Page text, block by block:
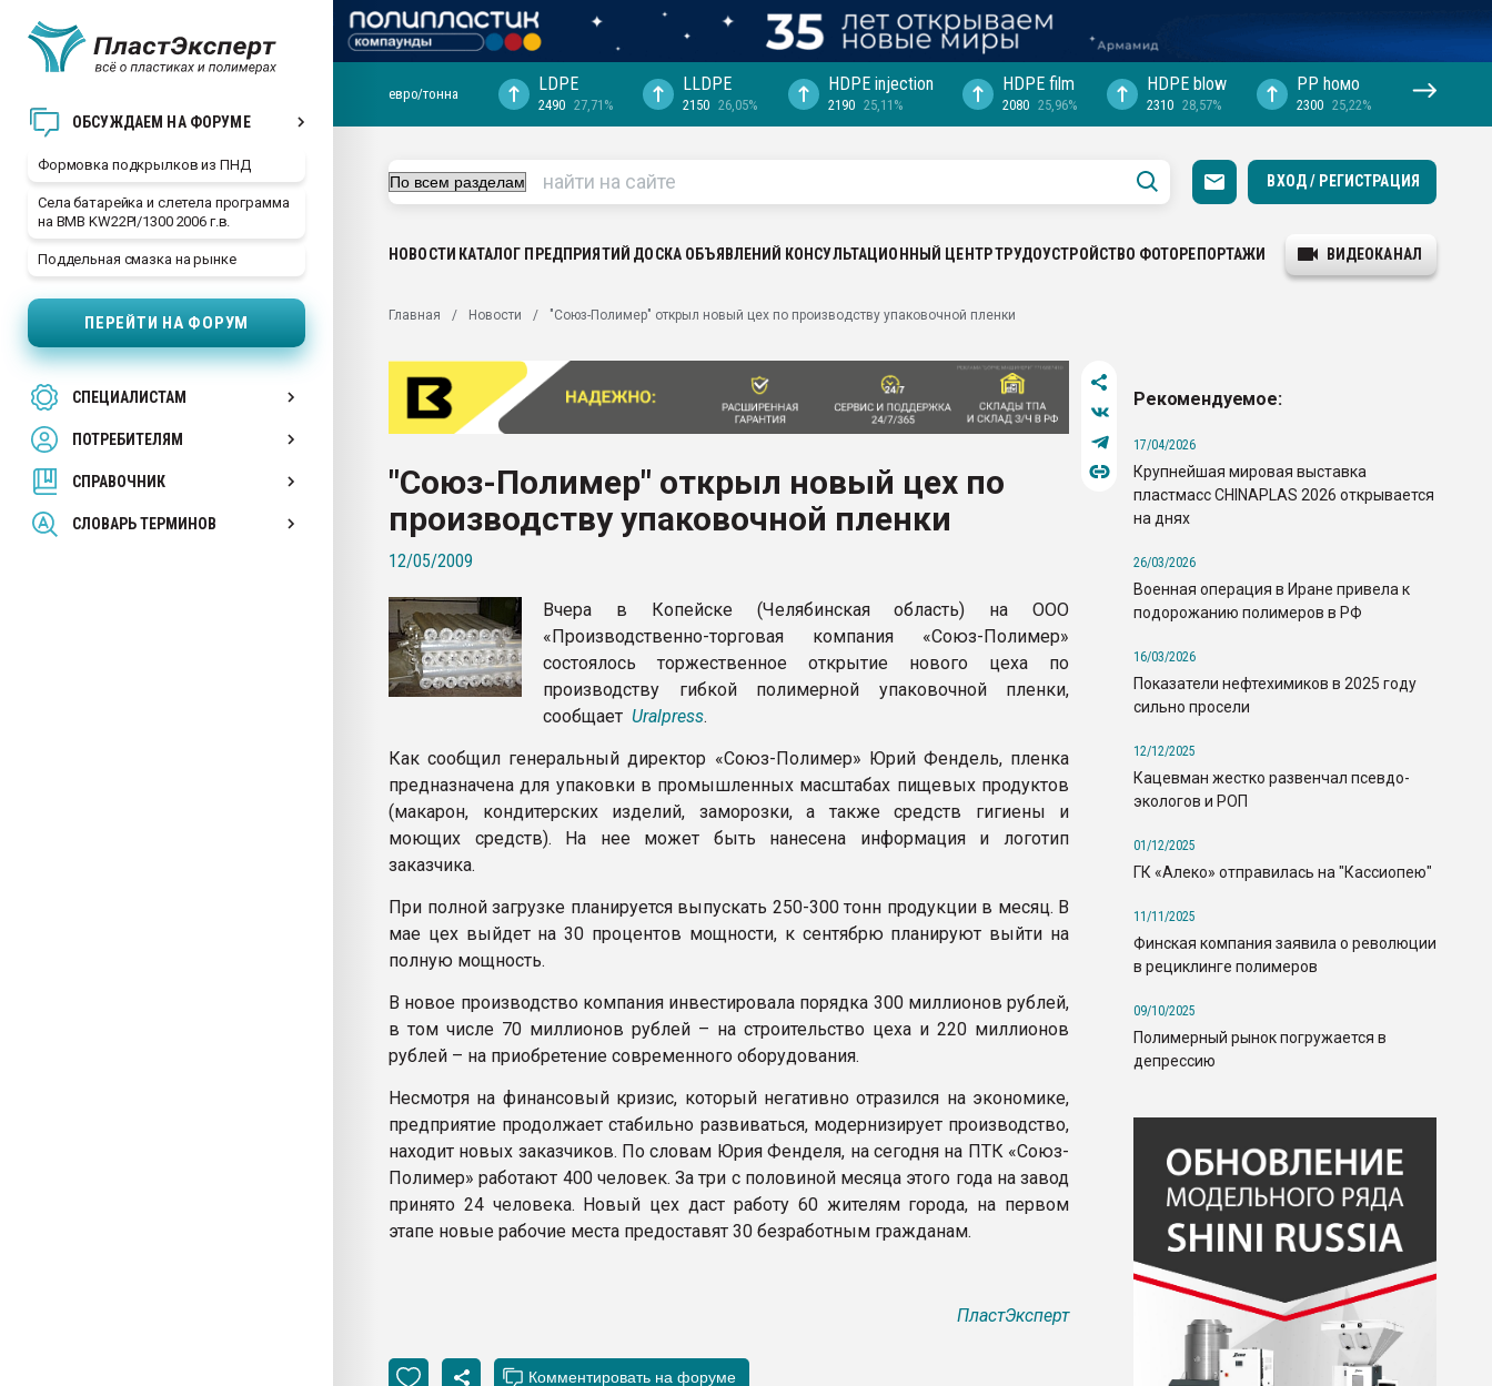
ОБСУЖДАЕМ НА ФОРУМЕ
Формовка подкрылков из ПНД
Села батарейка и слетела программа
на BMB KW22PI/1300 2006 г.в.
Поддельная смазка на рынке
ПЕРЕЙТИ НА ФОРУМ
СПЕЦИАЛИСТАМ
ПОТРЕБИТЕЛЯМ
СПРАВОЧНИК
СЛОВАРЬ ТЕРМИНОВ
29.07.2026 ФРП помог "Ижевскому
Вакуум-формовочные машины:
28.07.2026 Автоматизация выходит на
первый план в переработке
пластмасс
ситуацией на строительном рынке
Всё, что касается выдува ПЭТ
бутылок
ПЕРЕЙТИ НА ФОРУМ
евро/тонна LDPE
2490 27,71%
LLDPE
2150 26,05%
HDPE injection
2190 25,11%
HDPE film
2080 25,96%
HDPE blow
2310 28,57%
PP hомо
2300 25,22%
ВХОД / РЕГИСТРАЦИЯ
НОВОСТИ КАТАЛОГ ПРЕДПРИЯТИЙ ДОСКА ОБЪЯВЛЕНИЙ КОНСУЛЬТАЦИОННЫЙ ЦЕНТРТРУДОУСТРОЙСТВО ФОТОРЕПОРТАЖИ ВИДЕОКАНАЛ
Главная Новости "Союз-Полимер" открыл новый цех по производству упаковочной пленки
"Союз-Полимер" открыл новый цех по
производству упаковочной пленки
12/05/2009
Вчера в Копейске (Челябинская область) на ООО
«Производственно-торговая компания «Союз-Полимер»
состоялось торжественное открытие нового цеха по
производству гибкой полимерной упаковочной пленки,
сообщает Uralpress.
Как сообщил генеральный директор «Союз-Полимер» Юрий Фендель, пленка
предназначена для упаковки в промышленных масштабах пищевых продуктов
(макарон, кондитерских изделий, заморозки, а также средств гигиены и
моющих средств). На нее может быть нанесена информация и логотип
заказчика.
При полной загрузке планируется выпускать 250-300 тонн продукции в месяц. В
мае цех выйдет на 30 процентов мощности, к сентябрю планируют выйти на
полную мощность.
В новое производство компания инвестировала порядка 300 миллионов рублей,
в том числе 70 миллионов рублей – на строительство цеха и 220 миллионов
рублей – на приобретение современного оборудования.
Несмотря на финансовый кризис, который негативно отразился на экономике,
предприятие продолжает стабильно развиваться, модернизирует производство,
находит новых заказчиков. По словам Юрия Фенделя, на сегодня на ПТК «Союз-
Полимер» работают 400 человек. За три с половиной месяца этого года на завод
принято 24 человека. Новый цех даст работу 60 жителям города, на первом
этапе новые рабочие места предоставят 30 безработным гражданам.
ПластЭксперт
Рекомендуемое:
17/04/2026
Крупнейшая мировая выставка
пластмасс CHINAPLAS 2026 открывается
на днях
26/03/2026
Военная операция в Иране привела к
подорожанию полимеров в РФ
16/03/2026
Показатели нефтехимиков в 2025 году
сильно просели
12/12/2025
Кацевман жестко развенчал псевдо-
экологов и РОП
01/12/2025
ГК «Алеко» отправилась на "Кассиопею"
11/11/2025
Финская компания заявила о революции
в рециклинге полимеров
09/10/2025
Полимерный рынок погружается в
депрессию